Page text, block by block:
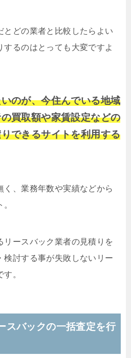
とどの業者と比較したらよい
るのはとっても大変ですよ
のが、今住んでいる地域
買取額や家賃設定などの
できるサイトを利用する
く、業務年数や実績などから
リースバック業者の見積りを
検討する事が失敗しないリー
。
スバックの一括査定を行